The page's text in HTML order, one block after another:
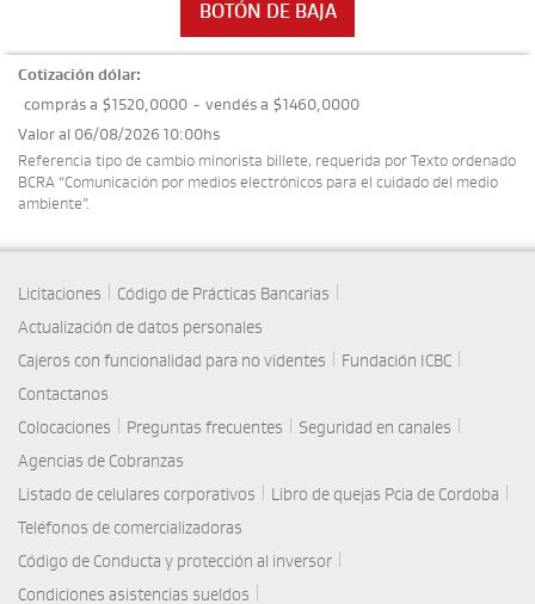
BOTÓN DE BAJA
Cotización dólar:
comprás a $1520,0000 - vendés a $1460,0000
Valor al 06/08/2026 10:00hs
Referencia tipo de cambio minorista billete, requerida por Texto ordenado
BCRA “Comunicación por medios electrónicos para el cuidado del medio
ambiente”.
Licitaciones Código de Prácticas Bancarias
Actualización de datos personales
Cajeros con funcionalidad para no videntes
Fundación ICBC
Contactanos
Colocaciones
Preguntas frecuentes Seguridad en canales
Agencias de Cobranzas
Listado de celulares corporativos
Libro de quejas Pcia de Cordoba
Teléfonos de comercializadoras
Código de Conducta y protección al inversor
Condiciones asistencias sueldos